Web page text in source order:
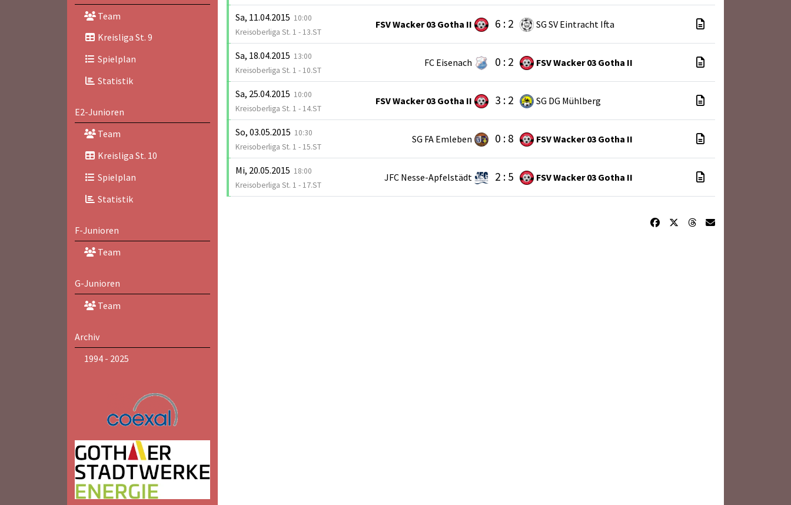
Team
Kreisliga St. 9
Spielplan
Statistik
E2-Junioren
Team
Kreisliga St. 10
Spielplan
Statistik
F-Junioren
Team
G-Junioren
Team
Archiv
1994 - 2025
Sa, 11.04.2015 10:00
Kreisoberliga St. 1 - 13.ST
FSV Wacker 03 Gotha II 6 : 2 SG SV Eintracht Ifta
Sa, 18.04.2015 13:00
Kreisoberliga St. 1 - 10.ST
FC Eisenach 0 : 2 FSV Wacker 03 Gotha II
Sa, 25.04.2015 10:00
Kreisoberliga St. 1 - 14.ST
FSV Wacker 03 Gotha II 3 : 2 SG DG Mühlberg
So, 03.05.2015 10:30
Kreisoberliga St. 1 - 15.ST
SG FA Emleben 0 : 8 FSV Wacker 03 Gotha II
Mi, 20.05.2015 18:00
Kreisoberliga St. 1 - 17.ST
JFC Nesse-Apfelstädt 2 : 5 FSV Wacker 03 Gotha II